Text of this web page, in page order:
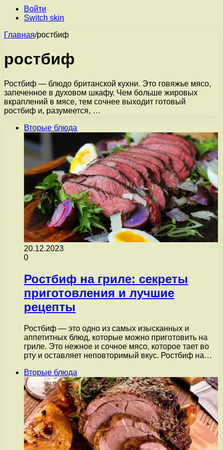
Войти
Switch skin
Главная/ростбиф
ростбиф
Ростбиф — блюдо британской кухни. Это говяжье мясо,
запеченное в духовом шкафу. Чем больше жировых
вкраплений в мясе, тем сочнее выходит готовый
ростбиф и, разумеется, …
Вторые блюда
20.12.2023
0
Ростбиф на гриле: секреты
приготовления и лучшие
рецепты
Ростбиф — это одно из самых изысканных и
аппетитных блюд, которые можно приготовить на
гриле. Это нежное и сочное мясо, которое тает во
рту и оставляет неповторимый вкус. Ростбиф на…
Вторые блюда